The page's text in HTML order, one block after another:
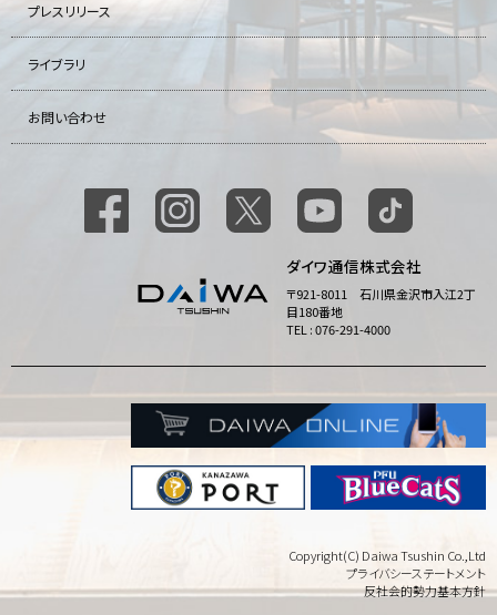
プレスリリース
ライブラリ
お問い合わせ
ダイワ通信株式会社
〒921-8011 石川県金沢市入江2丁
目180番地
TEL : 076-291-4000
Copyright(C) Daiwa Tsushin Co.,Ltd
プライバシーステートメント
反社会的勢力基本方針